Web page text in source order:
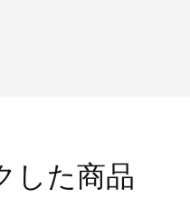
した商品